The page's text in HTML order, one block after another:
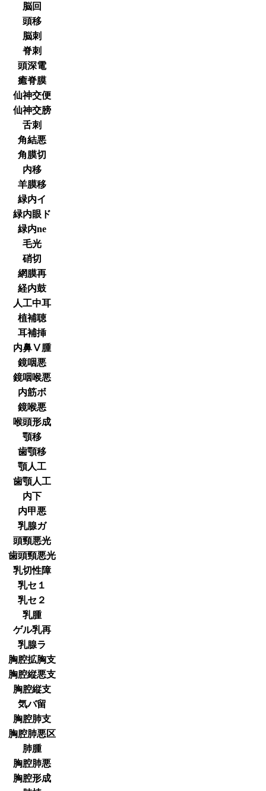
脳回
頭移
脳刺
脊刺
頭深電
癒脊膜
仙神交便
仙神交膀
舌刺
角結悪
角膜切
内移
羊膜移
緑内イ
緑内眼ド
緑内ne
毛光
硝切
網膜再
経内鼓
人工中耳
植補聴
耳補挿
内鼻Ⅴ腫
鏡咽悪
鏡咽喉悪
内筋ボ
鏡喉悪
喉頭形成
顎移
歯顎移
顎人工
歯顎人工
内下
内甲悪
乳腺ガ
頭頸悪光
歯頭頸悪光
乳切性障
乳セ１
乳セ２
乳腫
ゲル乳再
乳腺ラ
胸腔拡胸支
胸腔縦悪支
胸腔縦支
気バ留
胸腔肺支
胸腔肺悪区
肺腫
胸腔肺悪
胸腔形成